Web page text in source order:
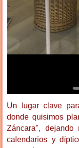
Un lugar clave
donde quisimos
Záncara",
calendarios y